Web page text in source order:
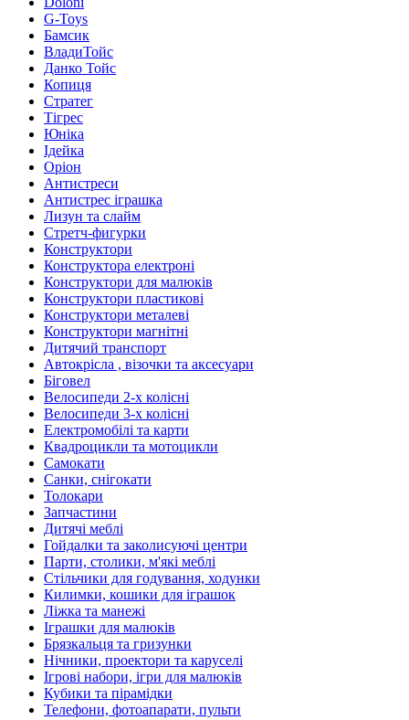
G-Toys
Бамсик
ВладиТойс
Данко Тойс
Копиця
Стратег
Тігрес
Юніка
Ідейка
Оріон
Антистреси
Антистрес іграшка
Лизун та слайм
Стретч-фигурки
Конструктори
Конструктора електроні
Конструктори для малюків
Конструктори пластикові
Конструктори металеві
Конструктори магнітні
Дитячий транспорт
Автокрісла , візочки та аксесуари
Біговел
Велосипеди 2-х колісні
Велосипеди 3-х колісні
Електромобілі та карти
Квадроцикли та мотоцикли
Самокати
Санки, снігокати
Толокари
Запчастини
Дитячі меблі
Гойдалки та заколисуючі центри
Парти, столики, м'які меблі
Стільчики для годування, ходунки
Килимки, кошики для іграшок
Ліжка та манежі
Іграшки для малюків
Брязкальця та гризунки
Нічники, проектори та каруселі
Ігрові набори, ігри для малюків
Кубики та пірамідки
Телефони, фотоапарати, пульти